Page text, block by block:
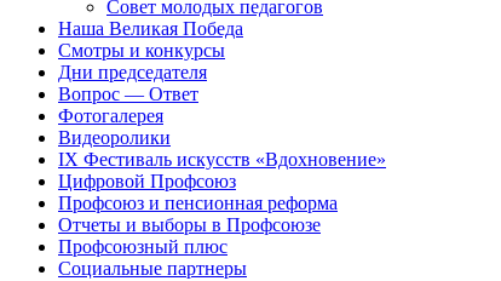
Совет молодых педагогов
Наша Великая Победа
Смотры и конкурсы
Дни председателя
Вопрос — Ответ
Фотогалерея
Видеоролики
IX Фестиваль искусств «Вдохновение»
Цифровой Профсоюз
Профсоюз и пенсионная реформа
Отчеты и выборы в Профсоюзе
Профсоюзный плюс
Социальные партнеры